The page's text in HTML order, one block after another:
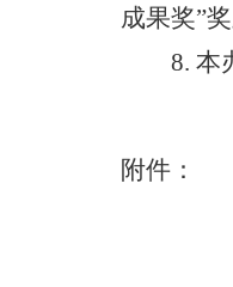
成果奖”
8. 本
附件：